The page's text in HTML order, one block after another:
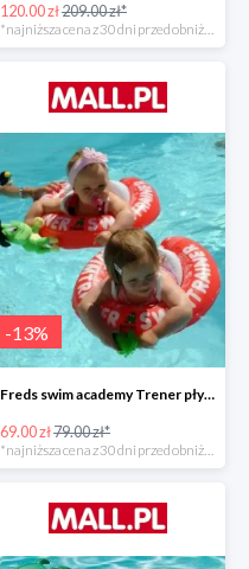
120.00 zł209.00 zł*
*najniższa cena z 30 dni przed obniżką
-13%
Freds swim academy Trener pływania
69.00 zł79.00 zł*